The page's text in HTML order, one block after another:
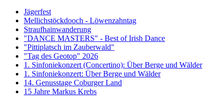
Jägerfest
Mellichstöckdooch - Löwenzahntag
Straufhainwanderung
"DANCE MASTERS" - Best of Irish Dance
"Pittiplatsch im Zauberwald"
"Tag des Geotop" 2026
1. Sinfoniekonzert (Concertino): Über Berge und Wälder
1. Sinfoniekonzert: Über Berge und Wälder
14. Genusstage Coburger Land
15 Jahre Markus Krebs